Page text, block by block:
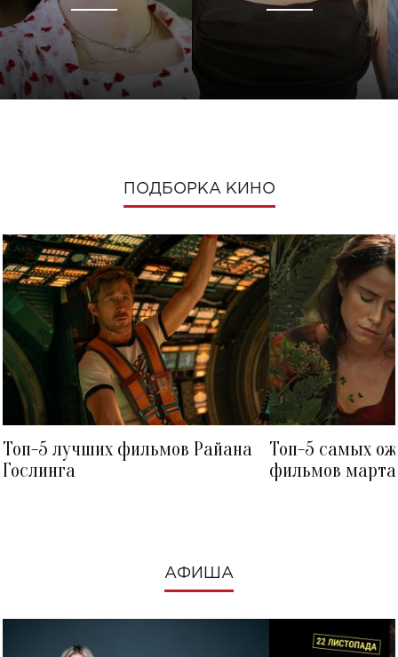
ПОДБОРКА КИНО
Топ-5 лучших фильмов Райана
Гослинга
Топ-5 самых
фильмов
АФИША